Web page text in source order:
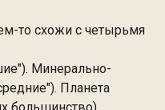
то схожи с четырьмя
Минерально-
Планета